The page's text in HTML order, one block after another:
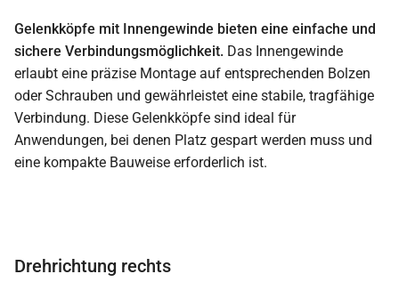
Gelenkköpfe mit Innengewinde bieten eine einfache und
sichere Verbindungsmöglichkeit. Das Innengewinde
erlaubt eine präzise Montage auf entsprechenden Bolzen
oder Schrauben und gewährleistet eine stabile, tragfähige
Verbindung. Diese Gelenkköpfe sind ideal für
Anwendungen, bei denen Platz gespart werden muss und
eine kompakte Bauweise erforderlich ist.
Drehrichtung rechts